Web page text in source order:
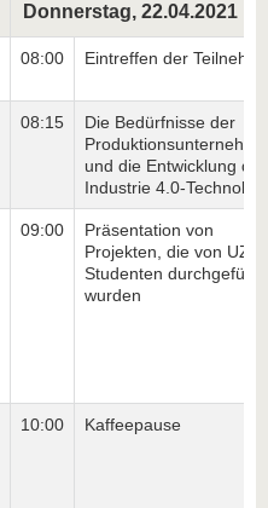
Donnerstag, 22.04.2021
08:00 Eintreffen der
08:15
Die Bedürfnisse der
und die Entwicklung der
Industrie 4.0-
09:00
Präsentation von
Projekten, die von UZ-
Studenten durchgeführt
wurden
10:00 Kaffeepause